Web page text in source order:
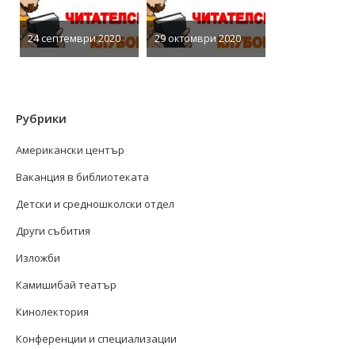
24 септември 2020 29 октомври 2020
Рубрики
Американски център
Ваканция в библиотеката
Детски и средношколски отдел
Други събития
Изложби
Камишибай театър
Кинолектория
Конференции и специализации